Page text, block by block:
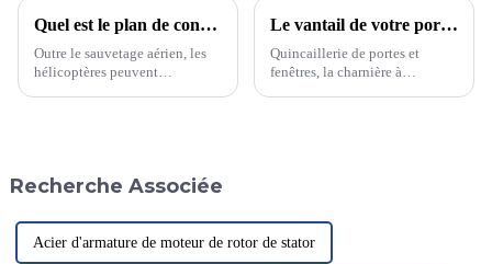
Quel est le plan de construction de l'héliport ?
Outre le sauvetage aérien, les
hélicoptères peuvent
Pékin…
Le vantail de votre porte tombe ? Les charnières s'abîment facilement ? Bruit à l'ouverture et à la fermeture ? La charnière à engrenage continu résout tous les problèmes !
Quincaillerie de portes et
fenêtres, la charnière à
Recherche Associée
Acier d'armature de moteur de rotor de stator